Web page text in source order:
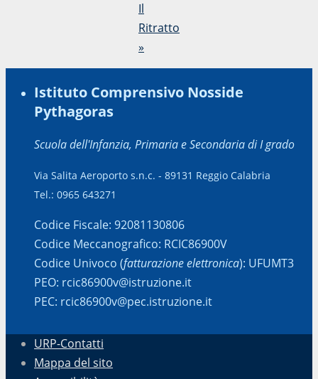
Il
Ritratto
»
Istituto Comprensivo Nosside
Pythagoras
Scuola dell'Infanzia, Primaria e Secondaria di I grado
Via Salita Aeroporto s.n.c. - 89131 Reggio Calabria
Tel.: 0965 643271
Codice Fiscale: 92081130806
Codice Meccanografico: RCIC86900V
Codice Univoco (fatturazione elettronica): UFUMT3
PEO: rcic86900v@istruzione.it
PEC: rcic86900v@pec.istruzione.it
URP-Contatti
Mappa del sito